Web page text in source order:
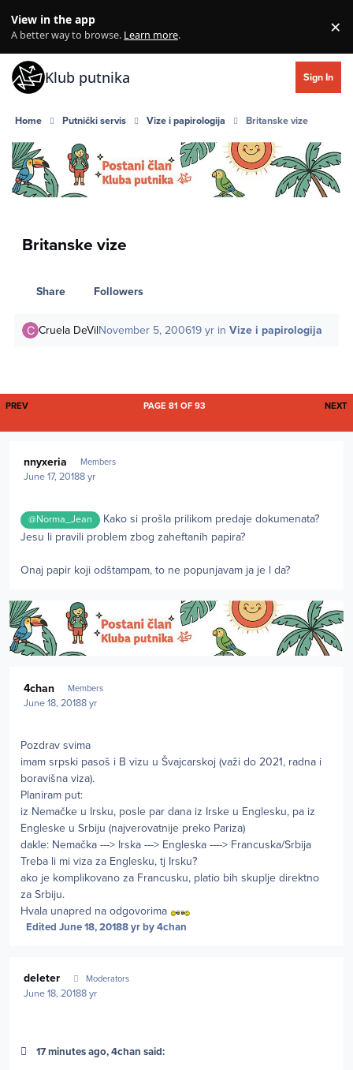
View in the app
A better way to browse. Learn more. ×
Klub putnika Sign In
Home Putnički servis Vize i papirologija Britanske vize
Britanske vize
Share Followers
Cruela DeVilNovember 5, 200619 yr inVize i papirologija
FIRST PAGE
PREV NEXT
PAGE 81 OF 93
nnyxeria Members
June 17, 20188 yr
@Norma_Jean
Kako si prošla prilikom predaje dokumenata?
Jesu li pravili problem zbog zaheftanih papira?
Onaj papir koji odštampam, to ne popunjavam ja je l da?
4chan Members
June 18, 20188 yr
Pozdrav svima
imam srpski pasoš i B vizu u Švajcarskoj (važi do 2021, radna i
boravišna viza).
Planiram put:
iz Nemačke u Irsku, posle par dana iz Irske u Englesku, pa iz
Engleske u Srbiju (najverovatnije preko Pariza)
dakle: Nemačka ---> Irska ---> Engleska ----> Francuska/Srbija
Treba li mi viza za Englesku, tj Irsku?
ako je komplikovano za Francusku, platio bih skuplje direktno
za Srbiju.
Hvala unapred na odgovorima
Edited June 18, 20188 yrby 4chan
deleter Moderators
June 18, 20188 yr
17 minutes ago, 4chan said: